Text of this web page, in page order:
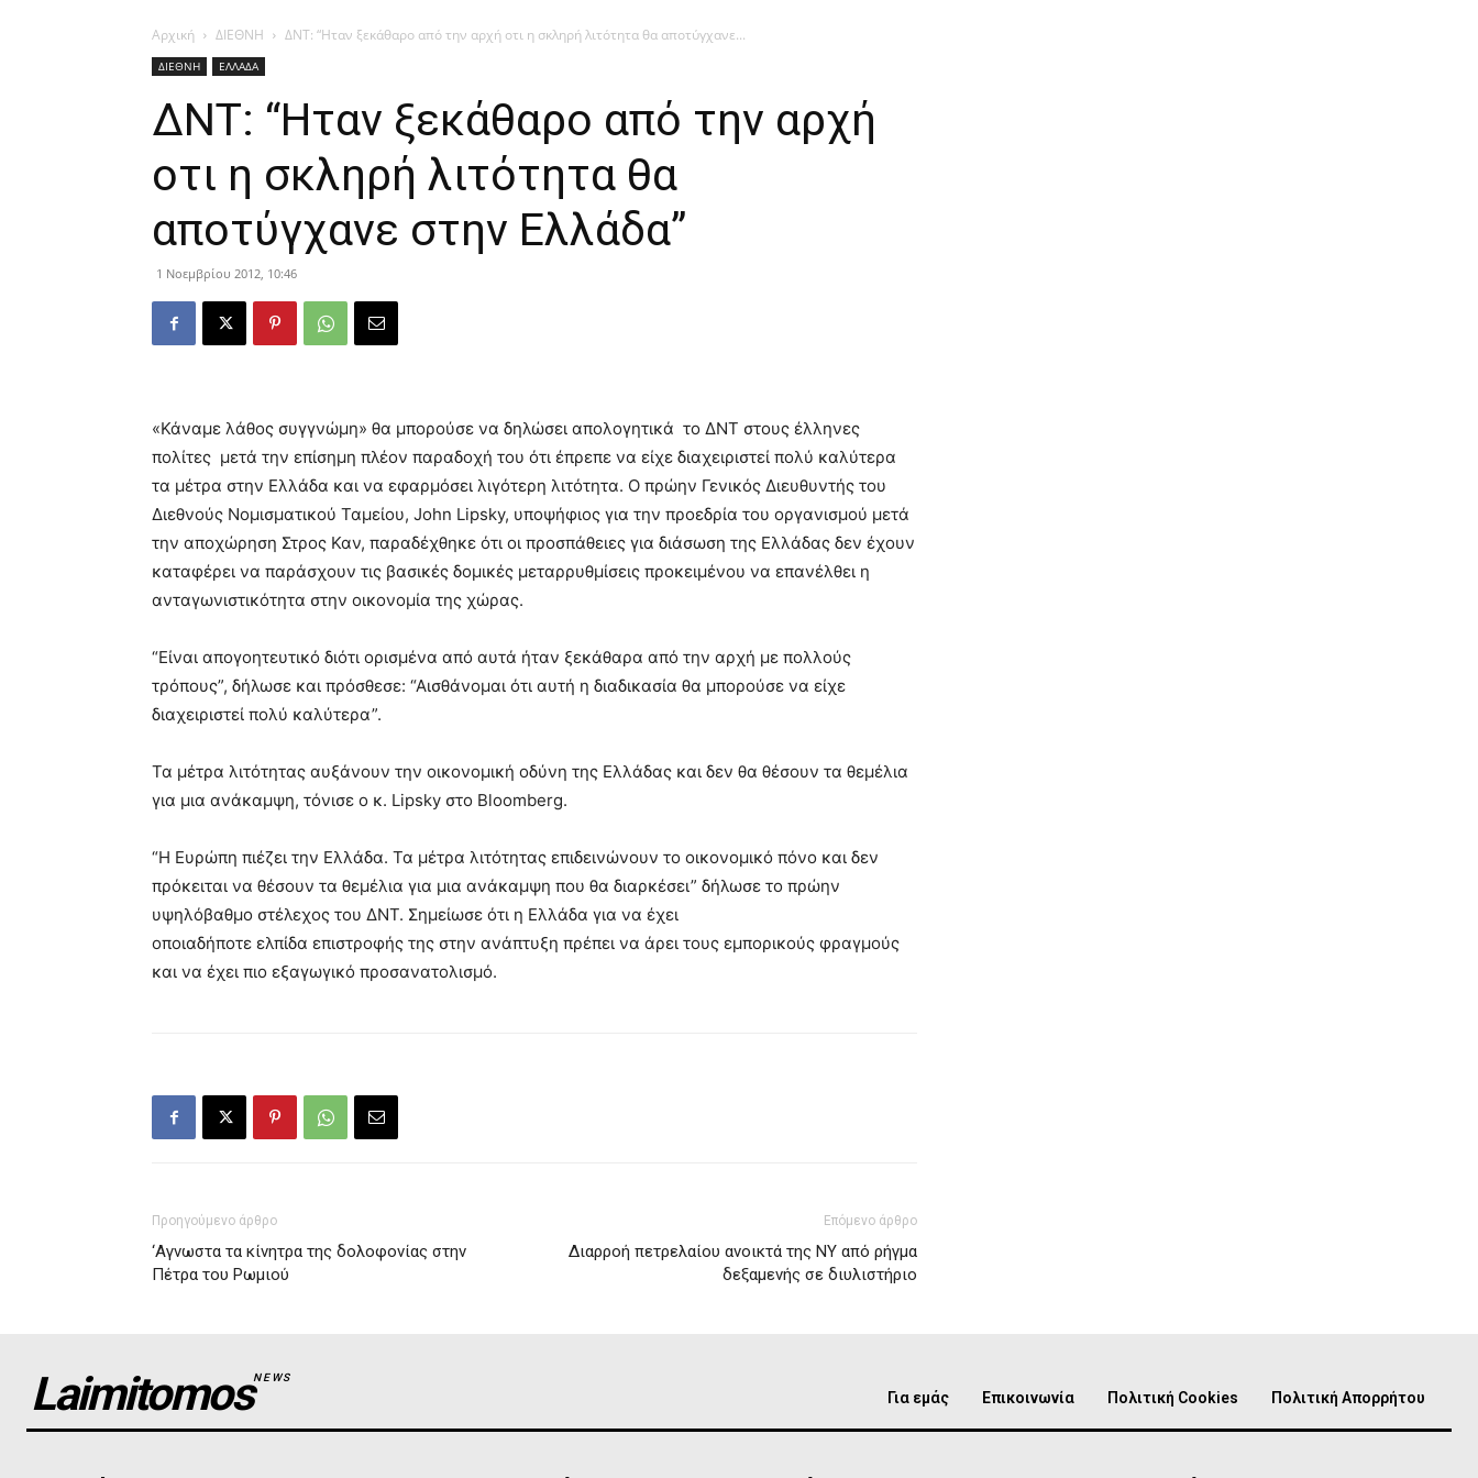
Αρχική ΔΙΕΘΝΗ ΔΝΤ: “Ηταν ξεκάθαρο από την αρχή οτι η σκληρή λιτότητα θα αποτύγχανε...
ΔΙΕΘΝΗ ΕΛΛΑΔΑ
ΔΝΤ: “Ηταν ξεκάθαρο από την αρχή
οτι η σκληρή λιτότητα θα
αποτύγχανε στην Ελλάδα”
1 Νοεμβρίου 2012, 10:46
«Κάναμε λάθος συγγνώμη» θα μπορούσε να δηλώσει απολογητικά το ΔΝΤ στους έλληνες
πολίτες μετά την επίσημη πλέον παραδοχή του ότι έπρεπε να είχε διαχειριστεί πολύ καλύτερα
τα μέτρα στην Ελλάδα και να εφαρμόσει λιγότερη λιτότητα. Ο πρώην Γενικός Διευθυντής του
Διεθνούς Νομισματικού Ταμείου, John Lipsky, υποψήφιος για την προεδρία του οργανισμού μετά
την αποχώρηση Στρος Καν, παραδέχθηκε ότι οι προσπάθειες για διάσωση της Ελλάδας δεν έχουν
καταφέρει να παράσχουν τις βασικές δομικές μεταρρυθμίσεις προκειμένου να επανέλθει η
ανταγωνιστικότητα στην οικονομία της χώρας.
“Είναι απογοητευτικό διότι ορισμένα από αυτά ήταν ξεκάθαρα από την αρχή με πολλούς
τρόπους”, δήλωσε και πρόσθεσε: “Αισθάνομαι ότι αυτή η διαδικασία θα μπορούσε να είχε
διαχειριστεί πολύ καλύτερα”.
Τα μέτρα λιτότητας αυξάνουν την οικονομική οδύνη της Ελλάδας και δεν θα θέσουν τα θεμέλια
για μια ανάκαμψη, τόνισε ο κ. Lipsky στο Bloomberg.
“Η Ευρώπη πιέζει την Ελλάδα. Τα μέτρα λιτότητας επιδεινώνουν το οικονομικό πόνο και δεν
πρόκειται να θέσουν τα θεμέλια για μια ανάκαμψη που θα διαρκέσει” δήλωσε το πρώην
υψηλόβαθμο στέλεχος του ΔΝΤ. Σημείωσε ότι η Ελλάδα για να έχει
οποιαδήποτε ελπίδα επιστροφής της στην ανάπτυξη πρέπει να άρει τους εμπορικούς φραγμούς
και να έχει πιο εξαγωγικό προσανατολισμό.
Προηγούμενο άρθρο
‘Αγνωστα τα κίνητρα της δολοφονίας στην
Πέτρα του Ρωμιού
Επόμενο άρθρο
Διαρροή πετρελαίου ανοικτά της ΝΥ από ρήγμα
δεξαμενής σε διυλιστήριο
LaimitomosNEWS
Για εμάς Επικοινωνία Πολιτική Cookies Πολιτική Απορρήτου